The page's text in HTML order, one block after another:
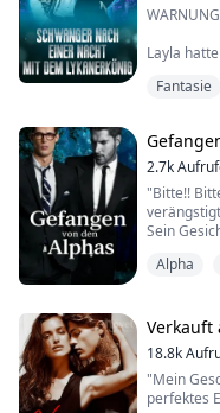
Luciano
Layla
Mutter
aber ihre
Seite, bis
Scarlet
Layla ist
Fantasie
2.7k
"Bitte!!
Sein
"Nein!!
Hector
loyal
Um ...
Alpha
Verkauft
18.8k
"Mein
perfektes